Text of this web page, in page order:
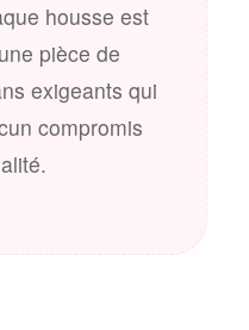
housse est
pièce de
exigeants qui
compromis